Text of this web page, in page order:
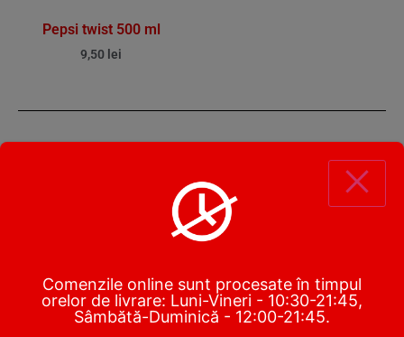
Pepsi twist 500 ml
9,50 lei
Comenzile online sunt procesate în timpul
orelor de livrare: Luni-Vineri - 10:30-21:45,
Sâmbătă-Duminică - 12:00-21:45.